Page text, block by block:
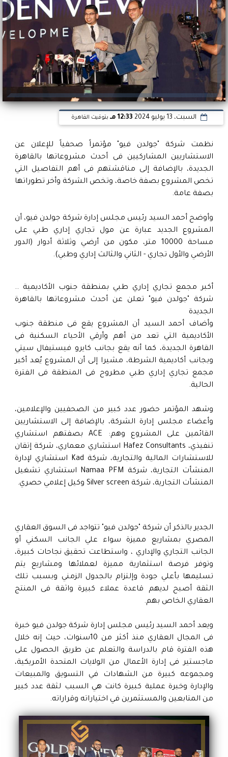
السبت، 13 يوليو 2024 12:33 مـ بتوقيت القاهرة
نظمت شركة "جولدن فيو" مؤتمراً صحفياً للإعلان عن
الاستشاريين المشاركيين فى أحدث مشروعاتها بالقاهرة
الجديدة، بالإضافة إلى مناقشتهم فى أهم التفاصيل التي
تخص المشروع بصفة خاصة، وتخص الشركة وأخر تطوراتها
بصفة عامة.
وأوضح أحمد السيد رئيس مجلس إدارة شركة جولدن فيو، أن
المشروع الجديد عبارة عن مول تجاري إداري طبي على
مساحة 10000 متر، مكون من أرضي وثلاثة أدوار (الدور
الأرضي والأول تجاري - الثاني والثالث إداري وطبي).
أكبر مجمع تجاري إداري طبي بمنطقة جنوب الأكاديمية ..
شركة "جولدن فيو" تعلن عن أحدث مشروعاتها بالقاهرة
الجديدة
وأضاف أحمد السيد أن المشروع يقع فى منطقة جنوب
الأكاديمية التي تعد من أهم وأرقي الأحياء السكنية فى
القاهرة الجديدة، كما أنه يقع بجانب كايرو فيستيفال سيتي
وبجانب أكاديمية الشرطة، مشيرا إلى أن المشروع يُعد أكبر
مجمع تجاري إداري طبي مطروح فى المنطقة فى الفترة
الحالية.
وشهد المؤتمر حضور عدد كبير من الصحفيين والإعلامين،
وأعضاء مجلس إدارة الشركة، بالإضافة إلى الاستشاريين
القائمين على المشروع وهم: ACE بصفتهم استشاري
تنفيذي، Hafez Consultants استشاري معماري، شركة إتقان
للاستشارات المالية والتجارية، شركة Kad استشاري لإدارة
المنشأت التجارية، شركة Namaa PFM استشاري تشغيل
المنشأت التجارية، شركة Silver screen وكيل إعلامي حصري.
الجدير بالذكر أن شركة "جولدن فيو" تتواجد فى السوق العقاري
المصري بمشاريع مميزة سواء علي الجانب السكني أو
الجانب التجاري والإداري ، واستطاعت تحقيق نجاحات كبيرة،
وتوفر فرصة استثمارية مميزة لعملائها ومشاريع يتم
تسليمها بأعلي جودة وإلتزام بالجدول الزمني وبسبب تلك
الثقة أصبح لديهم قاعدة عملاء كبيرة واثقة فى المنتج
العقاري الخاص بهم.
ويعد أحمد السيد رئيس مجلس إدارة شركة جولدن فيو خبرة
فى المجال العقاري منذ أكثر من 10سنوات، حيث إنه خلال
هذه الفترة قام بالدراسة والتعلم عن طريق الحصول على
ماجستير فى إدارة الأعمال من الولايات المتحدة الأمريكية،
ومجموعه كبيرة من الشهادات في التسويق والمبيعات
والإدارة وخبرة عملية كبيرة كانت هي السبب لثقة عدد كبير
من المتابعين والمستثمرين في اختياراته وقراراته.